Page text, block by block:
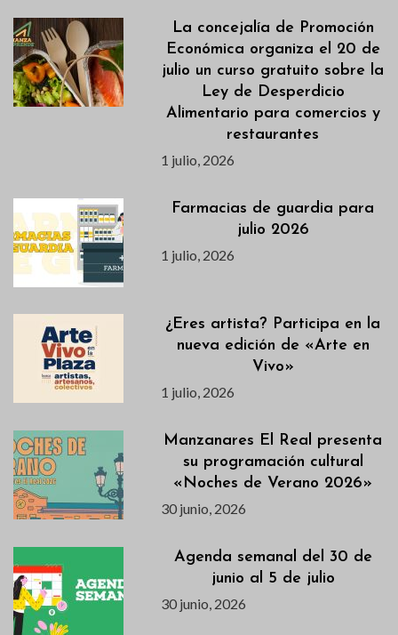
La concejalía de Promoción
Económica organiza el 20 de
julio un curso gratuito sobre la
Ley de Desperdicio
Alimentario para comercios y
restaurantes
1 julio, 2026
Farmacias de guardia para
julio 2026
1 julio, 2026
¿Eres artista? Participa en la
nueva edición de «Arte en
Vivo»
1 julio, 2026
Manzanares El Real presenta
su programación cultural
«Noches de Verano 2026»
30 junio, 2026
Agenda semanal del 30 de
junio al 5 de julio
30 junio, 2026